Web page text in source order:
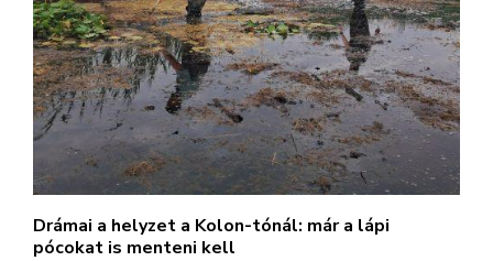
Drámai a helyzet a Kolon-tónál: már a lápi
pócokat is menteni kell